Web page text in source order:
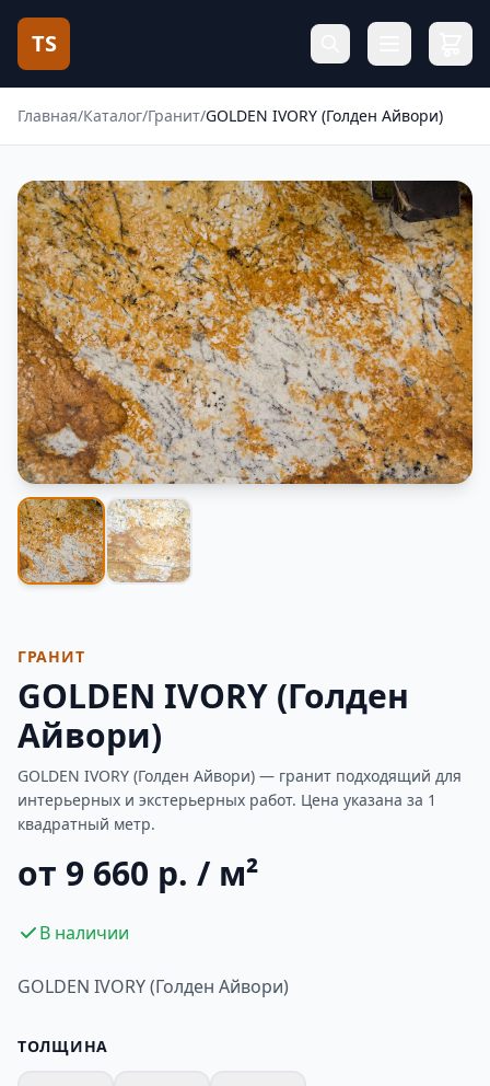
TS
Главная/Каталог/Гранит/GOLDEN IVORY (Голден Айвори)
Фотогалерея
ГРАНИТ
GOLDEN IVORY (Голден
Айвори)
GOLDEN IVORY (Голден Айвори) — гранит подходящий для
интерьерных и экстерьерных работ. Цена указана за 1
квадратный метр.
от 9 660 р. / м²
В наличии
GOLDEN IVORY (Голден Айвори)
ТОЛЩИНА